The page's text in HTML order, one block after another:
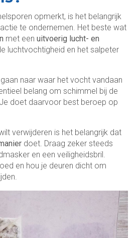
opmerkt, is het belangrijk
te ondernemen. Het beste wat
met een uitvoerig lucht- en
luchtvochtigheid en het salpeter
naar waar het vocht vandaan
belang om schimmel bij de
doet daarvoor best beroep op
verwijderen is het belangrijk dat
doet. Draag zeker steeds
en een veiligheidsbril.
en hou je deuren dicht om